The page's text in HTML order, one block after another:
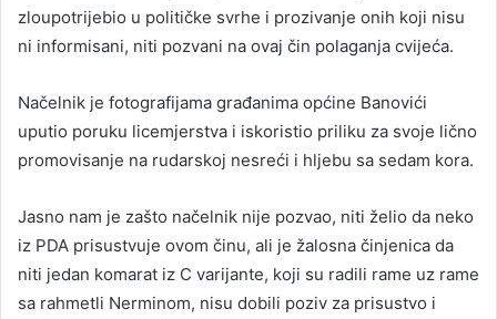
zloupotrijebio u političke svrhe i prozivanje onih koji nisu
ni informisani, niti pozvani na ovaj čin polaganja cvijeća.
Načelnik je fotografijama građanima općine Banovići
uputio poruku licemjerstva i iskoristio priliku za svoje lično
promovisanje na rudarskoj nesreći i hljebu sa sedam kora.
Jasno nam je zašto načelnik nije pozvao, niti želio da neko
iz PDA prisustvuje ovom činu, ali je žalosna činjenica da
niti jedan komarat iz C varijante, koji su radili rame uz rame
sa rahmetli Nerminom, nisu dobili poziv za prisustvo i